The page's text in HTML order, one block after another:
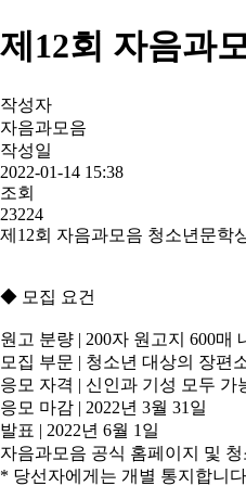
제12회 자음과
작성자
자음과모음
작성일
2022-01-14 15:38
조회
23224
제12회 자음과모음 청소년문학
◆ 모집 요건
원고 분량 | 200자 원고지 600매
모집 부문 | 청소년 대상의 장편
응모 자격 | 신인과 기성 모두 가
응모 마감 | 2022년 3월 31일
발표 | 2022년 6월 1일
자음과모음 공식 홈페이지 및 청
* 당선자에게는 개별 통지합니